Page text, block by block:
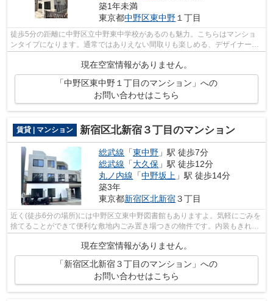
築1年未満
東京都中野区東中野 １丁目
徒歩5分の距離に中野区立中野東中学校があるのも魅力。こちらはマンショ
ンタイプになります。通常ではありえない間取りも楽しめる、デザイナーズ
物件です。中野区エリアと総武線東中野...
現在空室情報がありません。
「中野区東中野１丁目のマンション」への
お問い合わせはこちら
賃貸 | マンション 新宿区北新宿３丁目のマンション
総武線 「東中野 」駅 徒歩7分
総武線 「大久保 」駅 徒歩12分
丸ノ内線 「中野坂上 」駅 徒歩14分
築3年
東京都新宿区北新宿３丁目
近く(徒歩6分の場所)には中野区立東中野図書館もありますよ。気軽にごみを
捨てることができて便利な敷地内ごみ置き場つきの物件です。内装もきれい
な一押しの築浅物件です。きれい好き...
現在空室情報がありません。
「新宿区北新宿３丁目のマンション」への
お問い合わせはこちら